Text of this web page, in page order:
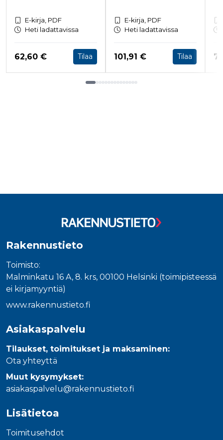
E-kirja, PDF
Heti ladattavissa
Hinta nyt
62,60 € Tilaa
E-kirja, PDF
Heti ladattavissa
Hinta nyt
101,91 € Tilaa
Rakennustieto
Toimisto:
Malminkatu 16 A, 8. krs, 00100 Helsinki (toimipisteessä
ei kirjamyyntiä)
www.rakennustieto.fi
Asiakaspalvelu
Tilaukset, toimitukset ja maksaminen:
Ota yhteyttä
Muut kysymykset:
asiakaspalvelu@rakennustieto.fi
Lisätietoa
Toimitusehdot